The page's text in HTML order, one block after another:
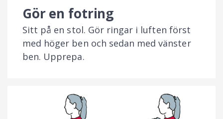
Gör en fotring
Sitt på en stol. Gör ringar i luften först
med höger ben och sedan med vänster
ben. Upprepa.